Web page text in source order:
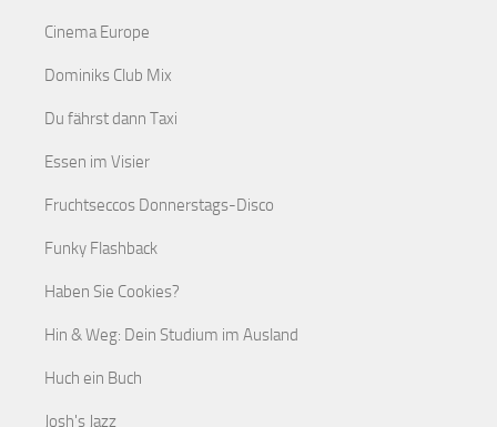
Cinema Europe
Dominiks Club Mix
Du fährst dann Taxi
Essen im Visier
Fruchtseccos Donnerstags-Disco
Funky Flashback
Haben Sie Cookies?
Hin & Weg: Dein Studium im Ausland
Huch ein Buch
Josh's Jazz